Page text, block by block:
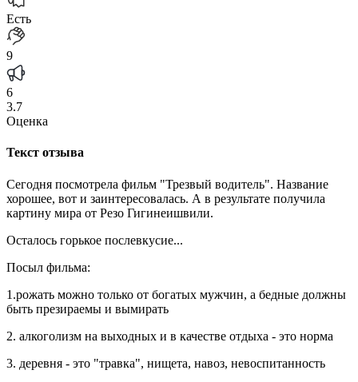
Есть
9
6
3.7
Оценка
Текст отзыва
Сегодня посмотрела фильм "Трезвый водитель". Название
хорошее, вот и заинтересовалась. А в результате получила
картину мира от Резо Гигинеишвили.
Осталось горькое послевкусие...
Посыл фильма:
1.рожать можно только от богатых мужчин, а бедные должны
быть презираемы и вымирать
2. алкоголизм на выходных и в качестве отдыха - это норма
3. деревня - это "травка", нищета, навоз, невоспитанность